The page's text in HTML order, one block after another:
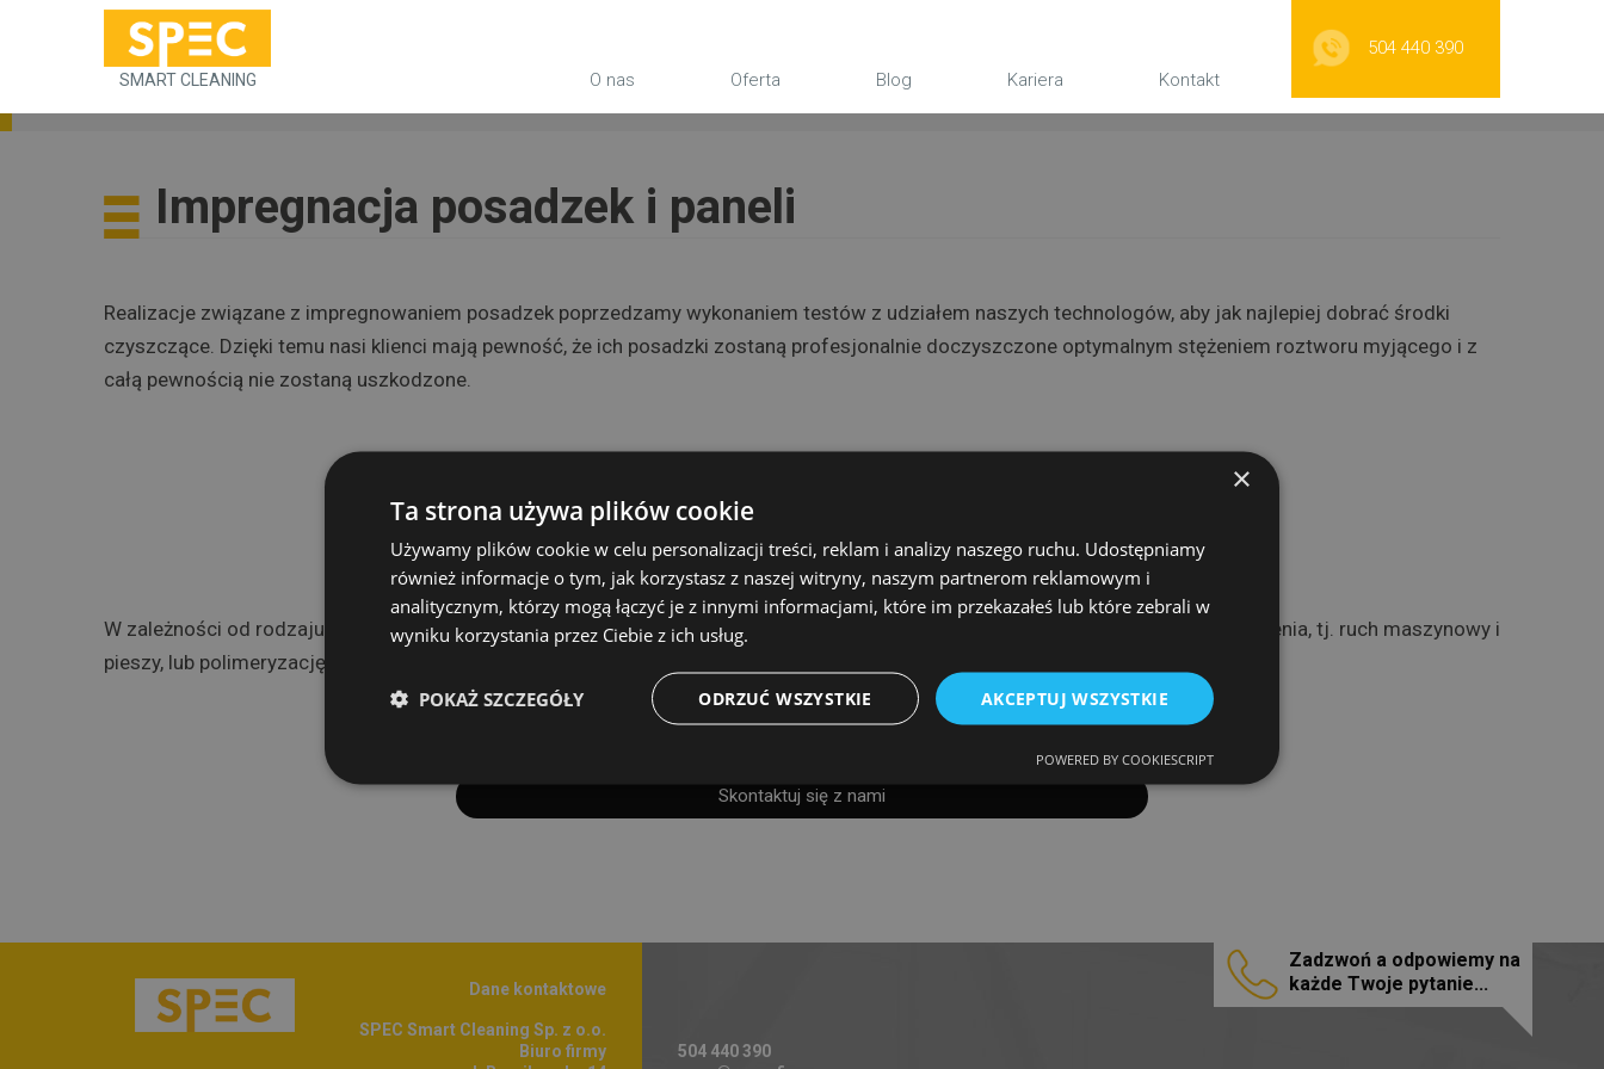
SMART CLEANING O nas Oferta Blog Kariera Kontakt
504 440 390
Impregnacja posadzek i paneli
Realizacje związane z impregnowaniem posadzek poprzedzamy wykonaniem testów z udziałem naszych technologów, aby jak najlepiej dobrać środki
czyszczące. Dzięki temu nasi klienci mają pewność, że ich posadzki zostaną profesjonalnie doczyszczone optymalnym stężeniem roztworu myjącego i z
całą pewnością nie zostaną uszkodzone.
Skontaktuj się z nami
W zależności od rodzaju czyszczonej powierzchni, oferujemy profesjonalną impregnację posadzek narażonych na większe obciążenia, tj. ruch maszynowy i
pieszy, lub polimeryzację w pomieszczeniach biurowych i socjalnych.
Skontaktuj się z nami
Dane kontaktowe
SPEC Smart Cleaning Sp. z o.o.
Biuro firmy
Zadzwoń a odpowiemy na
każde Twoje pytanie...
504 440 390
×
Ta strona używa plików cookie
Używamy plików cookie w celu personalizacji treści, reklam i analizy naszego ruchu. Udostępniamy
również informacje o tym, jak korzystasz z naszej witryny, naszym partnerom reklamowym i
analitycznym, którzy mogą łączyć je z innymi informacjami, które im przekazałeś lub które zebrali w
wyniku korzystania przez Ciebie z ich usług.
AKCEPTUJ WSZYSTKIE
ODRZUĆ WSZYSTKIE
POKAŻ SZCZEGÓŁY
POWERED BY COOKIESCRIPT